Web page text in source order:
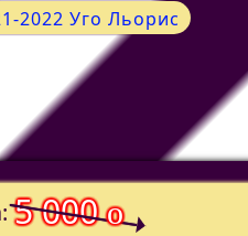
2022 Уго Льорис
5 000o